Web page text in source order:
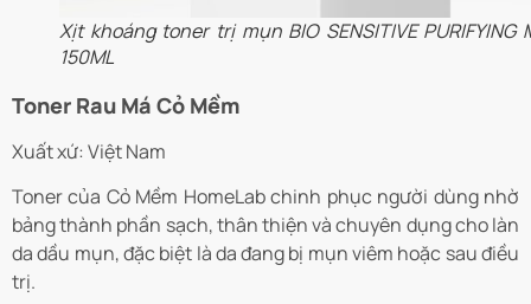
Xịt khoáng toner trị mụn BIO SENSITIVE PURIFYING
150ML
Toner Rau Má Cỏ Mềm
Xuất xứ: Việt Nam
Toner của Cỏ Mềm HomeLab chinh phục người dùng nhờ
bảng thành phần sạch, thân thiện và chuyên dụng cho làn
da dầu mụn, đặc biệt là da đang bị mụn viêm hoặc sau điều
trị.